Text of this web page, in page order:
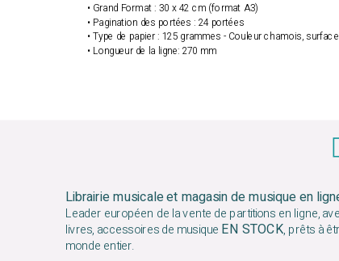
• Grand Format : 30 x 42 cm (format A3)
• Pagination des portées : 24 portées
• Type de papier : 125 grammes - Couleur chamois,
• Longueur de la ligne: 270 mm
Librairie musicale et magasin de musique en
Leader européen de la vente de partitions en ligne,
livres, accessoires de musique EN STOCK, prêts à
monde entier.